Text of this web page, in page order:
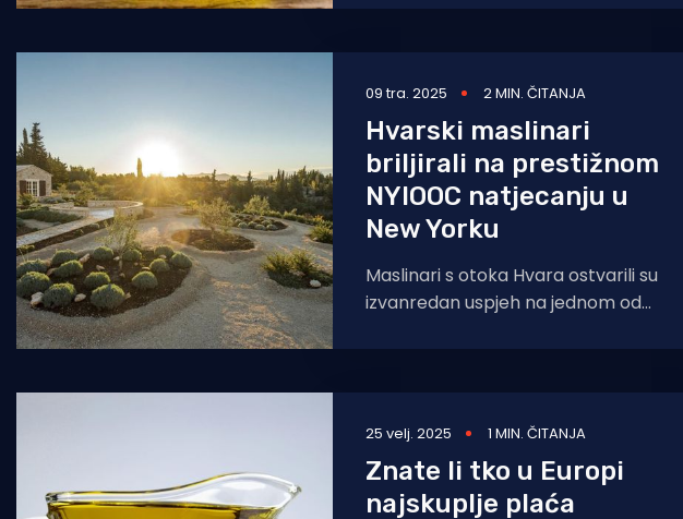
09 tra. 2025 2 MIN. ČITANJA
Hvarski maslinari
briljirali na prestižnom
NYIOOC natjecanju u
New Yorku
Maslinari s otoka Hvara ostvarili su
izvanredan uspjeh na jednom od
kvaliteti maslinovih ulja – New York
25 velj. 2025 1 MIN. ČITANJA
Znate li tko u Europi
najskuplje plaća